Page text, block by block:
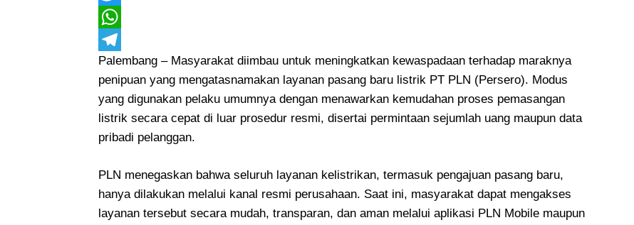
Twitter
WhatsApp
Telegram
Palembang – Masyarakat diimbau untuk meningkatkan kewaspadaan terhadap maraknya
penipuan yang mengatasnamakan layanan pasang baru listrik PT PLN (Persero). Modus
yang digunakan pelaku umumnya dengan menawarkan kemudahan proses pemasangan
listrik secara cepat di luar prosedur resmi, disertai permintaan sejumlah uang maupun data
pribadi pelanggan.
PLN menegaskan bahwa seluruh layanan kelistrikan, termasuk pengajuan pasang baru,
hanya dilakukan melalui kanal resmi perusahaan. Saat ini, masyarakat dapat mengakses
layanan tersebut secara mudah, transparan, dan aman melalui aplikasi PLN Mobile maupun